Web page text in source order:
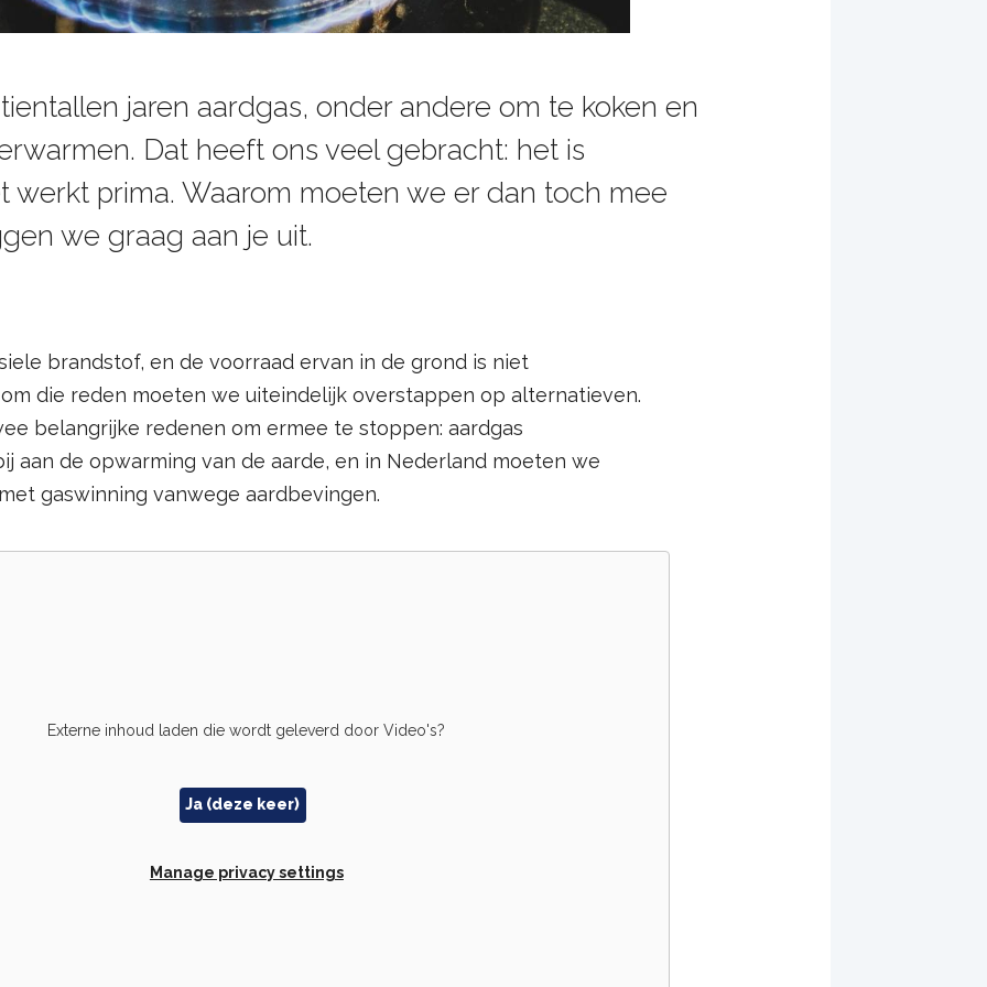
jaren aardgas, onder andere om te koken en
Dat heeft ons veel gebracht: het is
werkt prima. Waarom moeten we er dan toch mee
we graag aan je uit.
brandstof, en de voorraad ervan in de grond is niet
die reden moeten we uiteindelijk overstappen op alternatieven.
belangrijke redenen om ermee te stoppen: aardgas
aan de opwarming van de aarde, en in Nederland moeten we
gaswinning vanwege aardbevingen.
Externe inhoud laden die wordt geleverd doorVideo's?
Ja (deze keer)
Manage privacy settings